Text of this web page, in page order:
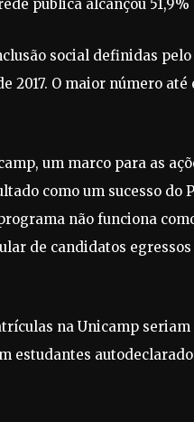
pública alcançou
social definidas
2017. O maior número até
um marco para as
como um sucesso do
não funciona
de candidatos
na Unicamp
estudantes